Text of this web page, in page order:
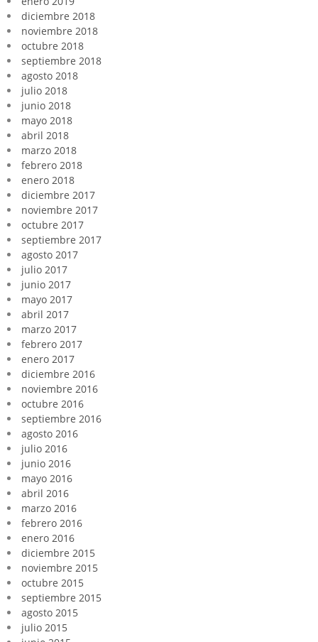
diciembre 2018
noviembre 2018
octubre 2018
septiembre 2018
agosto 2018
julio 2018
junio 2018
mayo 2018
abril 2018
marzo 2018
febrero 2018
enero 2018
diciembre 2017
noviembre 2017
octubre 2017
septiembre 2017
agosto 2017
julio 2017
junio 2017
mayo 2017
abril 2017
marzo 2017
febrero 2017
enero 2017
diciembre 2016
noviembre 2016
octubre 2016
septiembre 2016
agosto 2016
julio 2016
junio 2016
mayo 2016
abril 2016
marzo 2016
febrero 2016
enero 2016
diciembre 2015
noviembre 2015
octubre 2015
septiembre 2015
agosto 2015
julio 2015